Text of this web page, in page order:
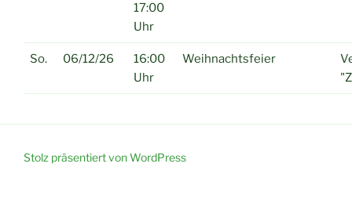
17:00
Uhr
So. 06/12/26
16:00
Uhr
Weihnachtsfeier
Stolz präsentiert von WordPress